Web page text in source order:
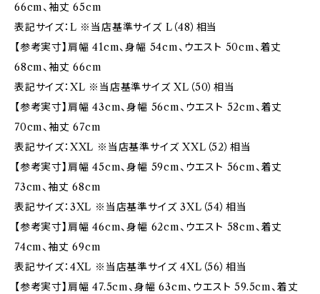
66cm、袖丈 65cm
表記サイズ：L ※当店基準サイズ L（48）相当
【参考実寸】肩幅 41cm、身幅 54cm、ウエスト 50cm、着丈
68cm、袖丈 66cm
表記サイズ：XL ※当店基準サイズ XL（50）相当
【参考実寸】肩幅 43cm、身幅 56cm、ウエスト 52cm、着丈
70cm、袖丈 67cm
表記サイズ：XXL ※当店基準サイズ XXL（52）相当
【参考実寸】肩幅 45cm、身幅 59cm、ウエスト 56cm、着丈
73cm、袖丈 68cm
表記サイズ：3XL ※当店基準サイズ 3XL（54）相当
【参考実寸】肩幅 46cm、身幅 62cm、ウエスト 58cm、着丈
74cm、袖丈 69cm
表記サイズ：4XL ※当店基準サイズ 4XL（56）相当
【参考実寸】肩幅 47.5cm、身幅 63cm、ウエスト 59.5cm、着丈